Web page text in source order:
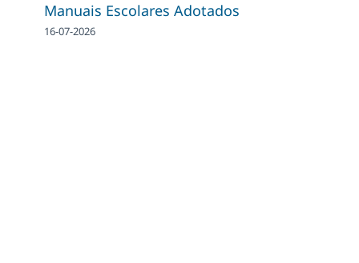
Manuais Escolares Adotados
16-07-2026